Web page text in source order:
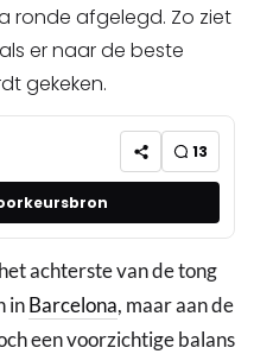
ronde afgelegd. Zo ziet
er naar de beste
gekeken.
13
achterste van de tong
inBarcelona, maar aan de
een voorzichtige balans